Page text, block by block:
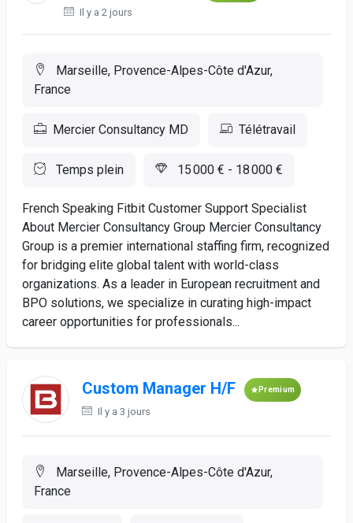
Il y a 2 jours
Marseille, Provence-Alpes-Côte d'Azur,
France
Mercier Consultancy MD Télétravail
Temps plein 15 000 € - 18 000 €
French Speaking Fitbit Customer Support Specialist
About Mercier Consultancy Group Mercier Consultancy
Group is a premier international staffing firm, recognized
for bridging elite global talent with world-class
organizations. As a leader in European recruitment and
BPO solutions, we specialize in curating high-impact
career opportunities for professionals...
Custom Manager H/F Premium
Il y a 3 jours
Marseille, Provence-Alpes-Côte d'Azur,
France